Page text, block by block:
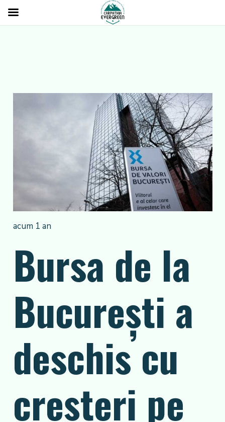
acum 1 an
Bursa de la
București a
deschis cu
creșteri pe